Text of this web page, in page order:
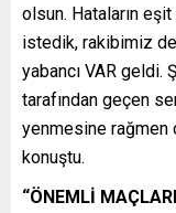
olsun. Hataların eşit
istedik, rakibimiz
yabancı VAR geldi.
tarafından geçen
yenmesine rağmen
konuştu.
“ÖNEMLİ